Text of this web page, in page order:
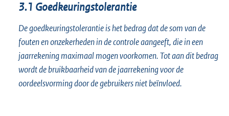
3.1 Goedkeuringstolerantie
De goedkeuringstolerantie is het bedrag dat de som van de
fouten en onzekerheden in de controle aangeeft, die in een
jaarrekening maximaal mogen voorkomen. Tot aan dit bedrag
wordt de bruikbaarheid van de jaarrekening voor de
oordeelsvorming door de gebruikers niet beïnvloed.